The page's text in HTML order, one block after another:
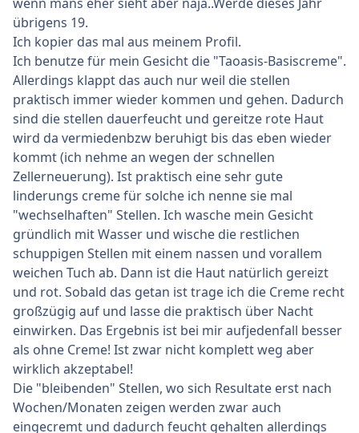
übrigens 19.
Ich kopier das mal aus meinem Profil.
Ich benutze für mein Gesicht die "Taoasis-Basiscreme".
Allerdings klappt das auch nur weil die stellen
praktisch immer wieder kommen und gehen. Dadurch
sind die stellen dauerfeucht und gereitze rote Haut
wird da vermiedenbzw beruhigt bis das eben wieder
kommt (ich nehme an wegen der schnellen
Zellerneuerung). Ist praktisch eine sehr gute
linderungs creme für solche ich nenne sie mal
"wechselhaften" Stellen. Ich wasche mein Gesicht
gründlich mit Wasser und wische die restlichen
schuppigen Stellen mit einem nassen und vorallem
weichen Tuch ab. Dann ist die Haut natürlich gereizt
und rot. Sobald das getan ist trage ich die Creme recht
großzügig auf und lasse die praktisch über Nacht
einwirken. Das Ergebnis ist bei mir aufjedenfall besser
als ohne Creme! Ist zwar nicht komplett weg aber
wirklich akzeptabel!
Die "bleibenden" Stellen, wo sich Resultate erst nach
Wochen/Monaten zeigen werden zwar auch
eingecremt und dadurch feucht gehalten allerdings